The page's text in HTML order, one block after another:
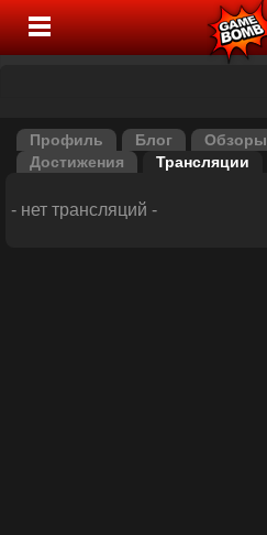
Профиль Блог Обзоры
Достижения
Трансляции
- нет трансляций -